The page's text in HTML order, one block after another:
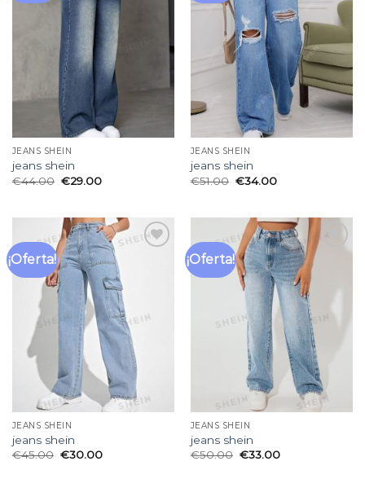
JEANS SHEIN
jeans shein
€44.00 €29.00
lista
deseos
JEANS SHEIN
jeans shein
€51.00 €34.00
¡Oferta!
JEANS SHEIN
jeans shein
€45.00 €30.00
¡Oferta!
Añadir
JEANS SHEIN
jeans shein
€50.00 €33.00